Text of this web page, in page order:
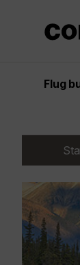
Flug